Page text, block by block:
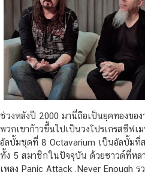
ช่วงหลังปี 2000 มานี่ถือเป็นยุคทองของ
พวกเขาก้าวขึ้นไปเป็นวงโปรเกรสซีฟเ
อัลบั้มชุดที่ 8 Octavarium เป็นอัลบั้มที่ส
ทั้ง 5 สมาชิกในปัจจุบัน ด้วยซาวด์ที่หล
เพลง Panic Attack ,Never Enough